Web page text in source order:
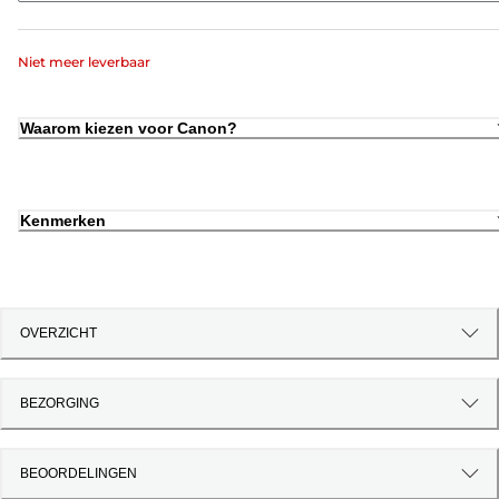
Niet meer leverbaar
Waarom kiezen voor Canon?
Kenmerken
OVERZICHT
BEZORGING
BEOORDELINGEN